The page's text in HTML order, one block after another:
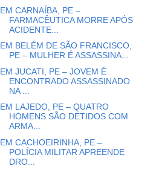
EM CARNAÍBA, PE –
FARMACÊUTICA MORRE APÓS
ACIDENTE...
EM BELÉM DE SÃO FRANCISCO,
PE – MULHER É ASSASSINA...
EM JUCATI, PE – JOVEM É
ENCONTRADO ASSASSINADO
NA ...
EM LAJEDO, PE – QUATRO
HOMENS SÃO DETIDOS COM
ARMA...
EM CACHOEIRINHA, PE –
POLÍCIA MILITAR APREENDE
DRO...